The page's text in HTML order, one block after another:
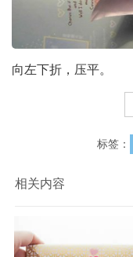
向左下折，压平。
标签：
相关内容